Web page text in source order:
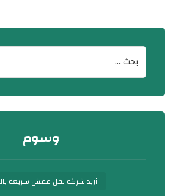
وسوم
أريد شركه نقل عفش سريعة